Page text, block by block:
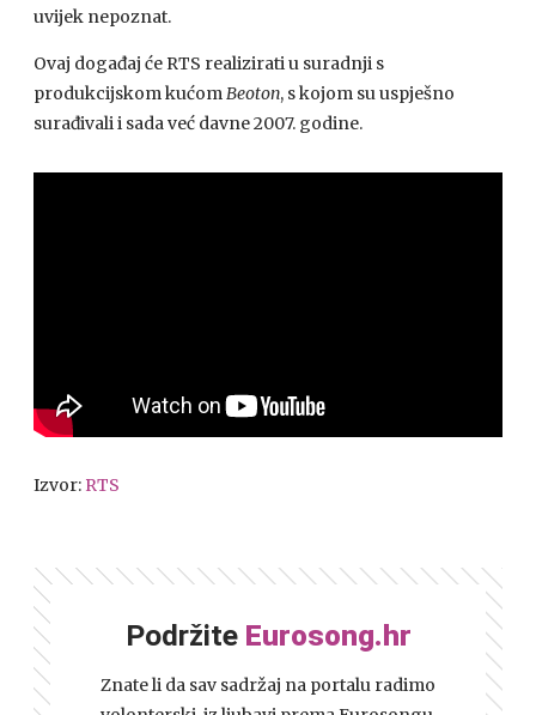
uvijek nepoznat.
Ovaj događaj će RTS realizirati u suradnji s
produkcijskom kućomBeoton, s kojom su uspješno
surađivali i sada već davne 2007. godine.
Izvor: RTS
Podržite Eurosong.hr
Znate li da sav sadržaj na portalu radimo